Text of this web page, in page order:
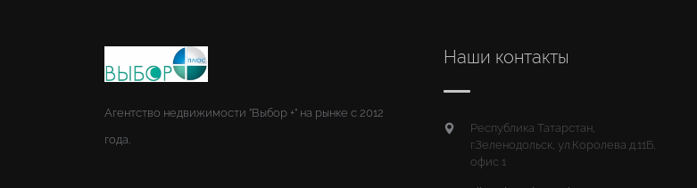
Агентство недвижимости "Выбор +" на рынке с 2012
года.
Наши контакты
Республика Татарстан,
г.Зеленодольск, ул.Королева д.11Б,
офис 1